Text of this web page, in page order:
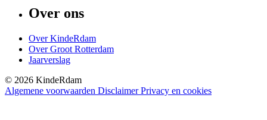
Over ons
Over KindeRdam
Over Groot Rotterdam
Jaarverslag
© 2026 KindeRdam
Algemene voorwaarden Disclaimer Privacy en cookies